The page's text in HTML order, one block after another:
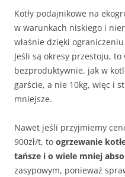
Kotły podajnikowe na
w warunkach niskiego i
właśnie dzięki
Jeśli są okresy przestoju,
bezproduktywnie, jak w
garście, a nie 10kg, więc i
mniejsze.
Nawet jeśli przyjmiemy
900zł/t, to ogrzewanie
tańsze i o wiele mniej
zasypowym, ponieważ